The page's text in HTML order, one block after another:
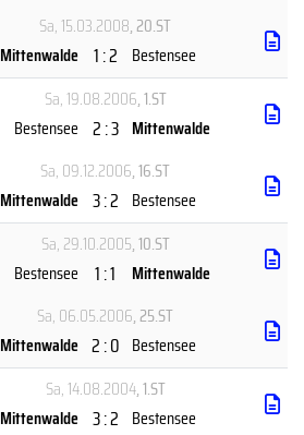
Sa, 15.03.2008, 20.ST
Mittenwalde 1 : 2 Bestensee
Sa, 19.08.2006, 1.ST
Bestensee 2 : 3 Mittenwalde
Sa, 09.12.2006, 16.ST
Mittenwalde 3 : 2 Bestensee
Sa, 29.10.2005, 10.ST
Bestensee
1 : 1
Mittenwalde
Sa, 06.05.2006, 25.ST
Mittenwalde 2 : 0 Bestensee
Sa, 14.08.2004, 1.ST
Mittenwalde 3 : 2 Bestensee